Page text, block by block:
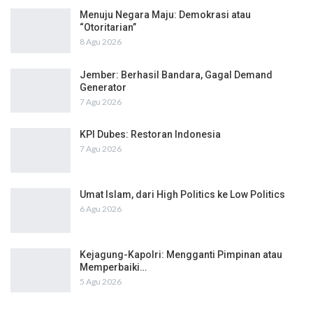
Menuju Negara Maju: Demokrasi atau
“Otoritarian”
8 Agu 2026
Jember: Berhasil Bandara, Gagal Demand
Generator
7 Agu 2026
KPI Dubes: Restoran Indonesia
7 Agu 2026
Umat Islam, dari High Politics ke Low Politics
6 Agu 2026
Kejagung-Kapolri: Mengganti Pimpinan atau
Memperbaiki…
5 Agu 2026